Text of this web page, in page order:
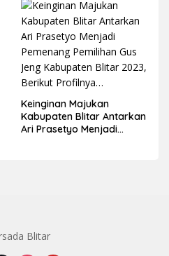
Keinginan Majukan
Kabupaten Blitar Antarkan
Ari Prasetyo Menjadi